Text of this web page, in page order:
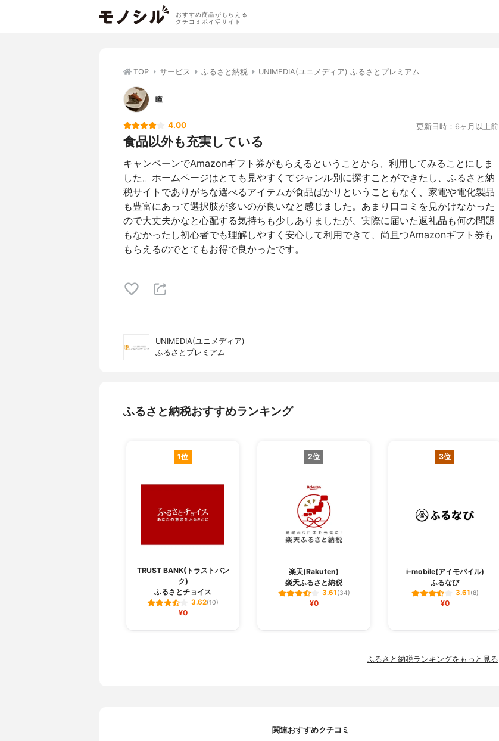
おすすめ商品がもらえる
クチコミポイ活サイト
TOP サービス ふるさと納税 UNIMEDIA(ユニメディア) ふるさとプレミアム
瞳
4.00 更新日時：6ヶ月以上前
食品以外も充実している
キャンペーンでAmazonギフト券がもらえるということから、利用してみることにしま
した。ホームページはとても見やすくてジャンル別に探すことができたし、ふるさと納
税サイトでありがちな選べるアイテムが食品ばかりということもなく、家電や電化製品
も豊富にあって選択肢が多いのが良いなと感じました。あまり口コミを見かけなかった
ので大丈夫かなと心配する気持ちも少しありましたが、実際に届いた返礼品も何の問題
もなかったし初心者でも理解しやすく安心して利用できて、尚且つAmazonギフト券も
もらえるのでとてもお得で良かったです。
UNIMEDIA(ユニメディア)
ふるさとプレミアム
ふるさと納税おすすめランキング
1位
TRUST BANK(トラストバン
ク)
ふるさとチョイス
3.62(10)
¥0
2位
楽天(Rakuten)
楽天ふるさと納税
3.61(34)
¥0
3位
i-mobile(アイモバイル)
ふるなび
3.61(8)
¥0
ふるさと納税ランキングをもっと見る
関連おすすめクチコミ